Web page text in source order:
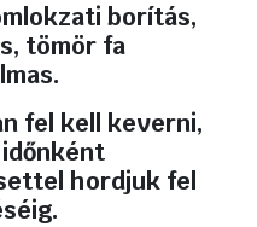
borítás,
tömör fa
fel kell keverni,
hordjuk fel